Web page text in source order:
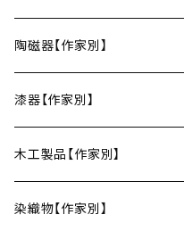
お皿
豆皿
丸皿
小鉢・中鉢・大鉢
小鉢
中鉢
ご飯茶碗
お椀・ボウル
陶磁器【作家別】
小春花窯（瀬戸焼／愛知）
HORITSUKE（瀬戸焼／愛知）
馬の目皿
AND C（瀬戸焼／愛知）
漆器【作家別】
中田漆木（香川）
庵治漆 -AJIURUSHI
erakko（京都）
木工製品【作家別】
りょうび庵（曲げわっぱ／秋田）
染織物【作家別】